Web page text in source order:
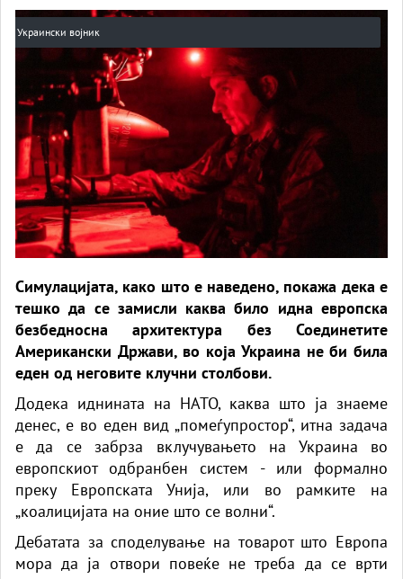
Украински војник
Симулацијата, како што е наведено, покажа дека е
тешко да се замисли каква било идна европска
безбедносна архитектура без Соединетите
Американски Држави, во која Украина не би била
еден од неговите клучни столбови.
Додека иднината на НАТО, каква што ја знаеме
денес, е во еден вид „помеѓупростор“, итна задача
е да се забрза вклучувањето на Украина во
европскиот одбранбен систем - или формално
преку Европската Унија, или во рамките на
„коалицијата на оние што се волни“.
Дебатата за споделување на товарот што Европа
мора да ја отвори повеќе не треба да се врти